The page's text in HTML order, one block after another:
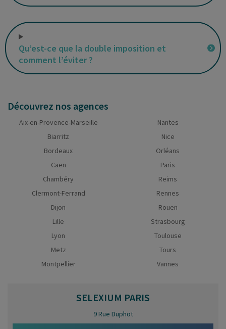
Qu’est-ce que la double imposition et
comment l’éviter ?
Découvrez nos agences
Aix-en-Provence-Marseille
Biarritz
Bordeaux
Caen
Chambéry
Clermont-Ferrand
Dijon
Lille
Lyon
Metz
Montpellier
Nantes
Nice
Orléans
Paris
Reims
Rennes
Rouen
Strasbourg
Toulouse
Tours
Vannes
SELEXIUM PARIS
9 Rue Duphot